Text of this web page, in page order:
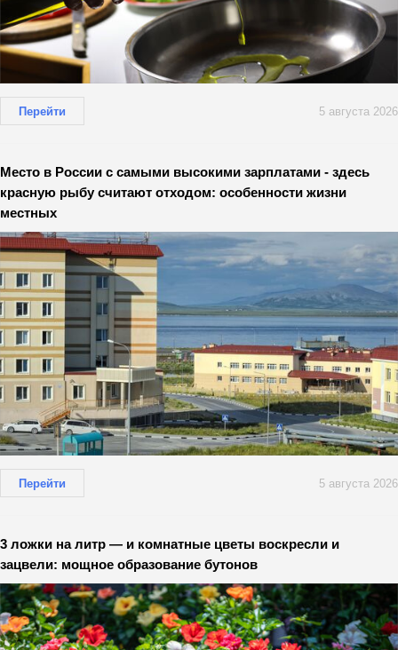
Перейти 5 августа 2026
Место в России с самыми высокими зарплатами - здесь
красную рыбу считают отходом: особенности жизни
местных
Перейти 5 августа 2026
3 ложки на литр — и комнатные цветы воскресли и
зацвели: мощное образование бутонов